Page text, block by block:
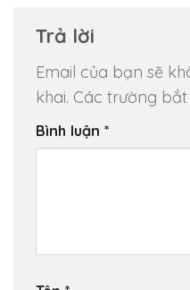
Trả lời
Email của bạn sẽ
khai. Các trường
Bình luận *